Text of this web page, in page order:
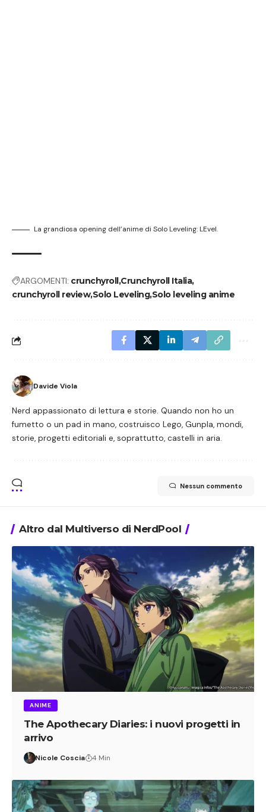
La grandiosa opening dell’anime di Solo Leveling: LEvel.
ARGOMENTI: crunchyroll Crunchyroll Italia
crunchyroll reviewSolo LevelingSolo leveling anime
Davide Viola
Nerd appassionato di lettura e storie. Quando non ho un
fumetto o un pad in mano, costruisco Lego, Gunpla, mondi,
storie, progetti editoriali e, soprattutto, castelli in aria.
Nessun commento
Altro dal Multiverso di NerdPool
ANIME
The Apothecary Diaries: i nuovi progetti in
arrivo
Nicole Coscia 4 Min